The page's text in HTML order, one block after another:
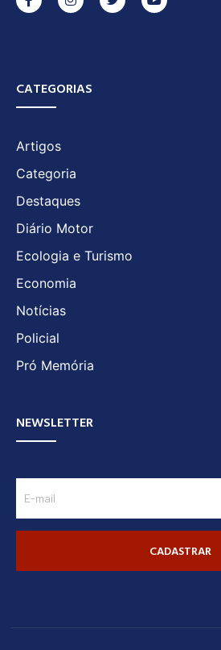
CATEGORIAS
Artigos
Categoria
Destaques
Diário Motor
Ecologia e Turismo
Economia
Notícias
Policial
Pró Memória
NEWSLETTER
CADASTRAR